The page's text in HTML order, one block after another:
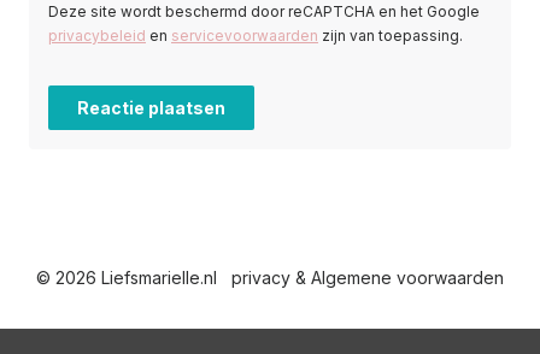
Deze site wordt beschermd door reCAPTCHA en het Google
privacybeleid en servicevoorwaarden zijn van toepassing.
© 2026 Liefsmarielle.nl privacy & Algemene voorwaarden